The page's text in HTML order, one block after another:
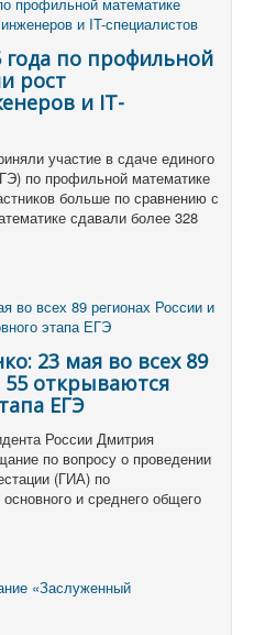
года по профильной
рост
и IT-
участие в сдаче единого
по профильной математике
больше по сравнению с
сдавали более 328
23 мая во всех 89
55 открываются
ЕГЭ
России Дмитрия
по вопросу о проведении
(ГИА) по
и среднего общего